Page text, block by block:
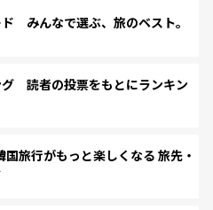
みんなで選ぶ、旅のベスト。
読者の投票をもとにランキン
旅行がもっと楽しくなる 旅先・